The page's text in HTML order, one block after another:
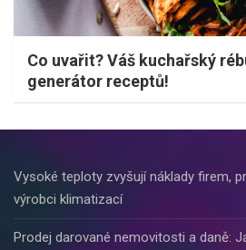
Co uvařit? Váš kuchařský
generátor receptů!
Vysoké teploty zvyšují náklady firem,
výrobci klimatizací
Prodej darované nemovitosti a daně: